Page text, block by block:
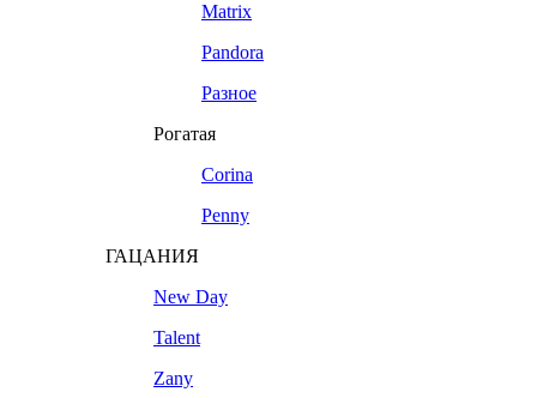
Matrix
Pandora
Разное
Рогатая
Corina
Penny
ГАЦАНИЯ
New Day
Talent
Zany